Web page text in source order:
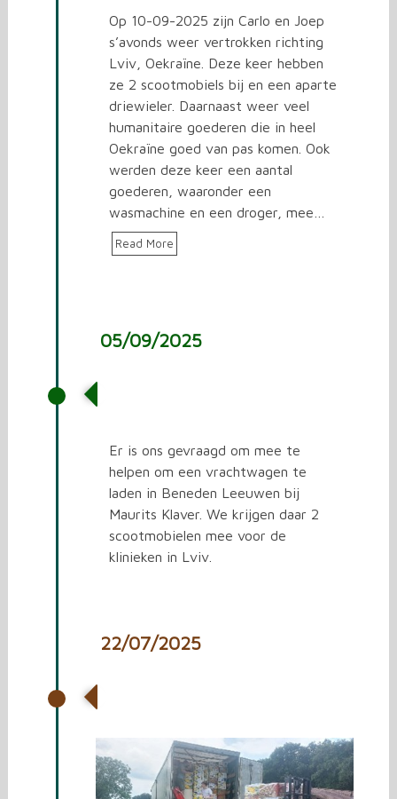
Op 10-09-2025 zijn Carlo en Joep
s’avonds weer vertrokken richting
Lviv, Oekraïne. Deze keer hebben
ze 2 scootmobiels bij en een aparte
driewieler. Daarnaast weer veel
humanitaire goederen die in heel
Oekraïne goed van pas komen. Ook
werden deze keer een aantal
goederen, waaronder een
wasmachine en een droger, mee…
Read More
05/09/2025
Er is ons gevraagd om mee te
helpen om een vrachtwagen te
laden in Beneden Leeuwen bij
Maurits Klaver. We krijgen daar 2
scootmobielen mee voor de
klinieken in Lviv.
22/07/2025